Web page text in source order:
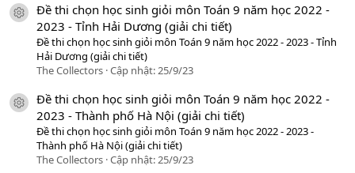
icon tài liệu
Đề thi chọn học sinh giỏi môn Toán 9 năm học 2022 -
2023 - Tỉnh Hải Dương (giải chi tiết)
Đề thi chọn học sinh giỏi môn Toán 9 năm học 2022 - 2023 - Tỉnh
Hải Dương (giải chi tiết)
The Collectors Cập nhật:25/9/23
icon tài liệu
Đề thi chọn học sinh giỏi môn Toán 9 năm học 2022 -
2023 - Thành phố Hà Nội (giải chi tiết)
Đề thi chọn học sinh giỏi môn Toán 9 năm học 2022 - 2023 -
Thành phố Hà Nội (giải chi tiết)
The Collectors Cập nhật:25/9/23